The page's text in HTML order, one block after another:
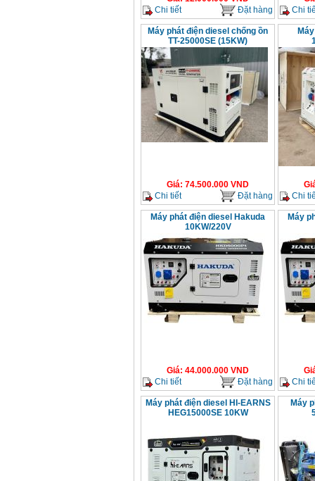
Chi tiết
Đặt hàng
Chi
Máy phát điện diesel chống ồn
TT-25000SE (15KW)
Giá: 74.500.000 VND
Chi tiết
Đặt hàng
Chi
Máy phát điện diesel Hakuda
10KW/220V
Giá: 44.000.000 VND
Chi tiết
Đặt hàng
Máy
Chi
Máy phát điện diesel HI-EARNS
HEG15000SE 10KW
Máy